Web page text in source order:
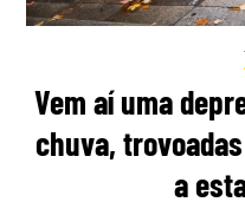
Vem aí uma
chuva,
a